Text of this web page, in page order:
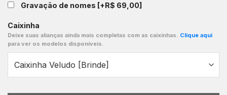
Gravação de nomes [+R$ 69,00]
Caixinha
Deixe suas alianças ainda mais completas com as caixinhas. Clique aqui
para ver os modelos disponíveis.